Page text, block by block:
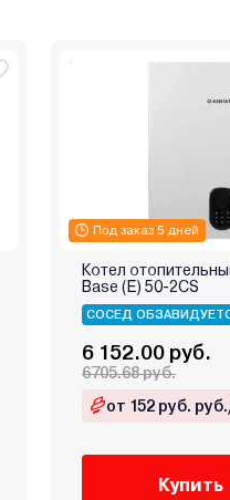
Под заказ 5 дней
Котел
Base (E) 50‑2CS
СОСЕД
6 152.00 руб.
6705.68 руб.
от 152 руб.
Купить